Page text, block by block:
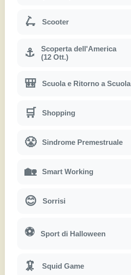
🛴 Scooter
⚓
Scoperta dell'America
(12 Ott.)
🎒 Scuola e Ritorno a Scuola
🛒 Shopping
😤 Sindrome Premestruale
🏡 Smart Working
😊 Sorrisi
⚽ Sport di Halloween
🦑 Squid Game